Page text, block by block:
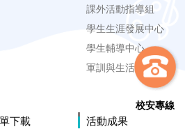
校安專線
課外活動指導組
學生生涯發展中心
學生輔導中心
軍訓與生活輔導組
下載 活動成果